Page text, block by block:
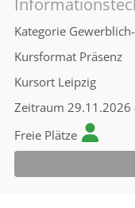
Kategorie
Kursformat Präsenz
Kursort Leipzig
Zeitraum
Freie Plätze